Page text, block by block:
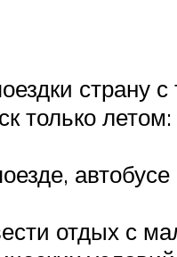
страну
только
отдых с